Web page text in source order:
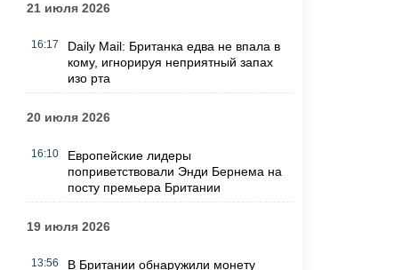
21 июля 2026
16:17
Daily Mail: Британка едва не впала в
кому, игнорируя неприятный запах
изо рта
20 июля 2026
16:10
Европейские лидеры
поприветствовали Энди Бернема на
посту премьера Британии
19 июля 2026
13:56
В Британии обнаружили монету